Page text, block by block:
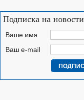
Подписка на новости
Ваше имя
Ваш e-mail